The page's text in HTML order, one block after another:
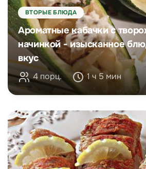
ВТОРЫЕ БЛЮДА
Ароматные кабачки с
начинкой - изысканное
вкус
4 порц. 1 ч 5 мин